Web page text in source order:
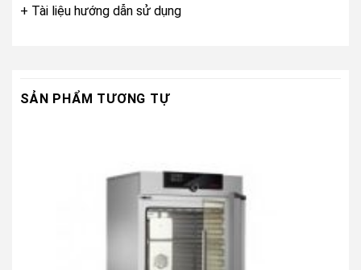
+ Tài liệu hướng dẫn sử dụng
SẢN PHẨM TƯƠNG TỰ